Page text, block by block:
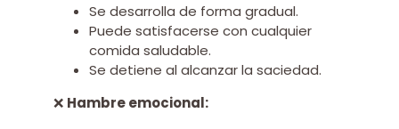
Se desarrolla de forma gradual.
Puede satisfacerse con cualquier
comida saludable.
Se detiene al alcanzar la saciedad.
❌ Hambre emocional: